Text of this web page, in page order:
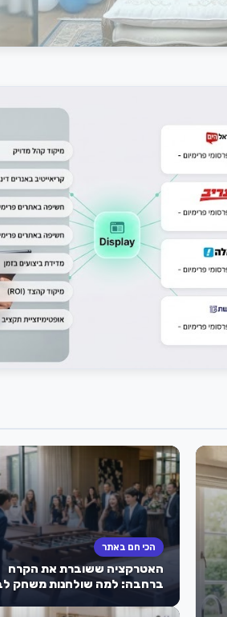
הכי חם באתר
האטרקציה ששוברת את הקרח
ברחבה: למה שולחנות משחק